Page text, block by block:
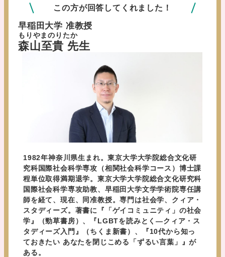
この方が回答してくれました！
早稲田大学 准教授
もりやまのりたか
森山至貴 先生
1982年神奈川県生まれ。東京大学大学院総合文化研
究科国際社会科学専攻（相関社会科学コース）博士課
程単位取得満期退学。東京大学大学院総合文化研究科
国際社会科学専攻助教、早稲田大学文学学術院専任講
師を経て、現在、同准教授。専門は社会学、クィア・
スタディーズ。著書に『「ゲイコミュニティ」の社会
学』（勁草書房）、『LGBTを読みとく―クィア・ス
タディーズ入門』（ちくま新書）、『10代から知っ
ておきたい あなたを閉じこめる「ずるい言葉」』が
ある。